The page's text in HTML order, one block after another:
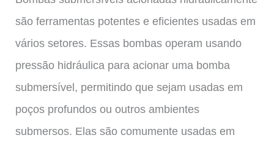
são ferramentas potentes e eficientes usadas em
vários setores. Essas bombas operam usando
pressão hidráulica para acionar uma bomba
submersível, permitindo que sejam usadas em
poços profundos ou outros ambientes
submersos. Elas são comumente usadas em